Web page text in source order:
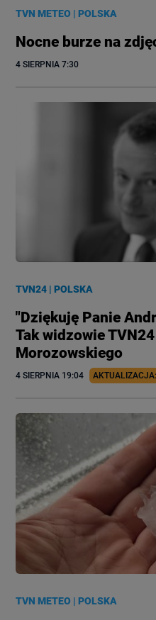
TVN METEO |POLSKA
Nocne burze na
4 SIERPNIA 7:30
TVN24 |POLSKA
"Dziękuję Panie
Tak widzowie
Morozowskiego
4 SIERPNIA 19:04 AKTUALIZACJA:
TVN METEO |POLSKA